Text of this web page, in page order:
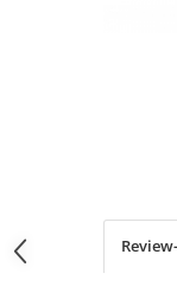
10W40